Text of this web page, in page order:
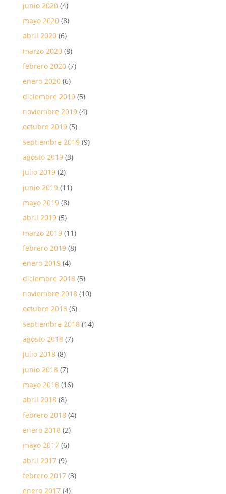
junio 2020(4)
mayo 2020(8)
abril 2020(6)
marzo 2020(8)
febrero 2020(7)
enero 2020(6)
diciembre 2019(5)
noviembre 2019(4)
octubre 2019(5)
septiembre 2019(9)
agosto 2019(3)
julio 2019(2)
junio 2019(11)
mayo 2019(8)
abril 2019(5)
marzo 2019(11)
febrero 2019(8)
enero 2019(4)
diciembre 2018(5)
noviembre 2018(10)
octubre 2018(6)
septiembre 2018(14)
agosto 2018(7)
julio 2018(8)
junio 2018(7)
mayo 2018(16)
abril 2018(8)
febrero 2018(4)
enero 2018(2)
mayo 2017(6)
abril 2017(9)
febrero 2017(3)
enero 2017(4)